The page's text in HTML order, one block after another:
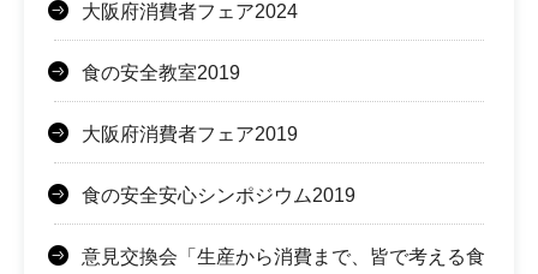
大阪府消費者フェア2024
食の安全教室2019
大阪府消費者フェア2019
食の安全安心シンポジウム2019
意見交換会「生産から消費まで、皆で考える食